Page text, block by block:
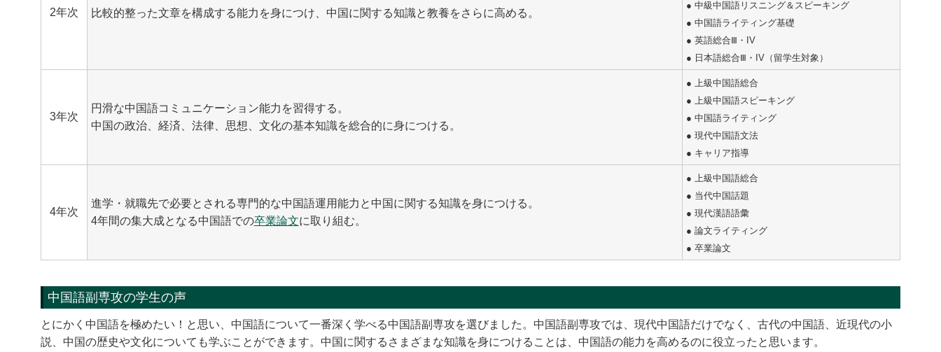
2年次 比較的整った文章を構成する能力を身につけ、中国に関する知識と教養をさらに高める。
● 中級中国語リスニング＆スピーキング
● 中国語ライティング基礎
● 英語総合Ⅲ・IV
● 日本語総合Ⅲ・IV（留学生対象）
3年次
円滑な中国語コミュニケーション能力を習得する。
中国の政治、経済、法律、思想、文化の基本知識を総合的に身につける。
● 上級中国語総合
● 上級中国語スピーキング
● 中国語ライティング
● 現代中国語文法
● キャリア指導
4年次
進学・就職先で必要とされる専門的な中国語運用能力と中国に関する知識を身につける。
4年間の集大成となる中国語での卒業論文に取り組む。
● 上級中国語総合
● 当代中国話題
● 現代漢語語彙
● 論文ライティング
● 卒業論文
中国語副専攻の学生の声
とにかく中国語を極めたい！と思い、中国語について一番深く学べる中国語副専攻を選びました。中国語副専攻では、現代中国語だけでなく、古代の中国語、近現代の小
説、中国の歴史や文化についても学ぶことができます。中国に関するさまざまな知識を身につけることは、中国語の能力を高めるのに役立ったと思います。